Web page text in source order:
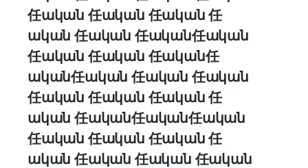
任ական 任ական 任ական 任
ական 任ական 任ական任ական
任ական 任ական 任ական任
ական任ական 任ական 任ական
任ական 任ական 任ական 任
ական 任ական任ական任ական
任ական 任ական 任ական 任
ական 任ական 任ական 任ական